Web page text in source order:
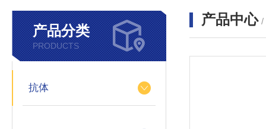
产品分类
PRODUCTS
抗体
产品中心 /